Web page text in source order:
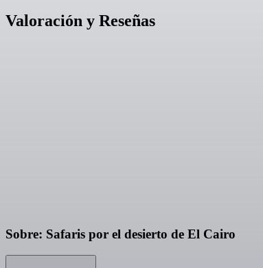
Valoración y Reseñas
Sobre: Safaris por el desierto de El Cairo